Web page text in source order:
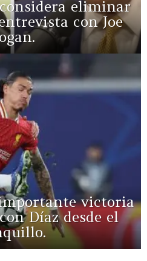
eliminar
con Joe
victoria
Díaz desde el